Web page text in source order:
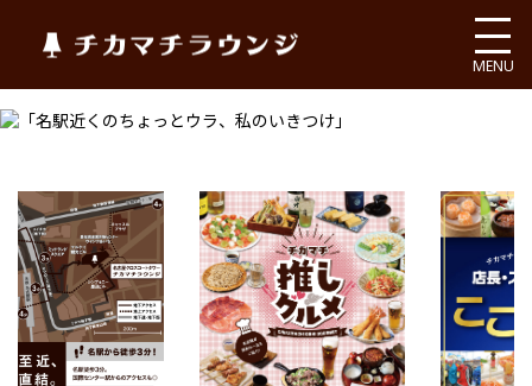
チカマチラウンジ
MENU